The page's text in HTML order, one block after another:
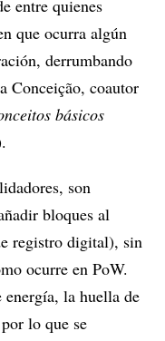
entre quienes
que ocurra algún
derrumbando
Conceição, coautor
básicos
son
bloques al
registro digital), sin
ocurre en PoW.
la huella de
lo que se